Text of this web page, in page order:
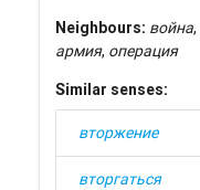
Neighbours: война,
армия, операция
Similar senses:
вторжение
вторгаться